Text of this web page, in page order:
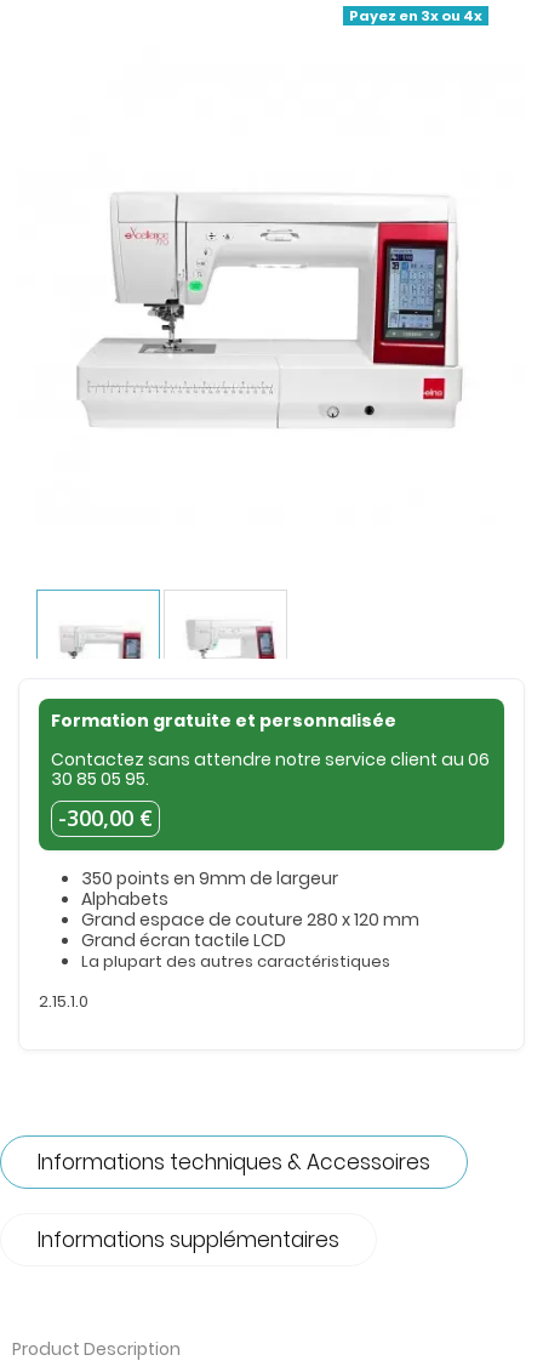
Payez en 3x ou 4x
Formation gratuite et personnalisée
Contactez sans attendre notre service client au 06
30 85 05 95.
-300,00 €
350 points en 9mm de largeur
Alphabets
Grand espace de couture 280 x 120 mm
Grand écran tactile LCD
La plupart des autres caractéristiques
2.15.1.0
Informations techniques & Accessoires
Informations supplémentaires
Product Description